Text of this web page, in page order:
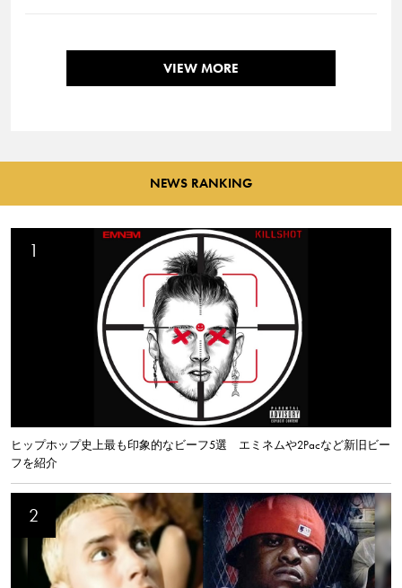
VIEW MORE
NEWS RANKING
ヒップホップ史上最も印象的なビーフ5選 エミネムや2Pacなど新旧ビー
フを紹介